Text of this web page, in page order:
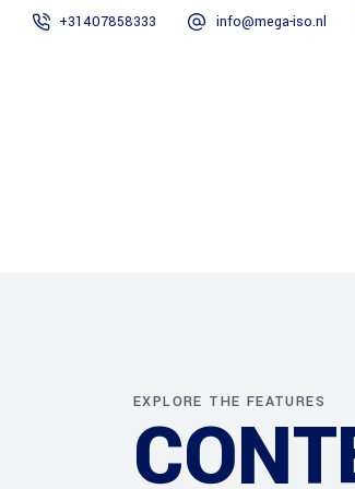
+31407858333 info@mega-iso.nl
EXPLORE THE FEATURES